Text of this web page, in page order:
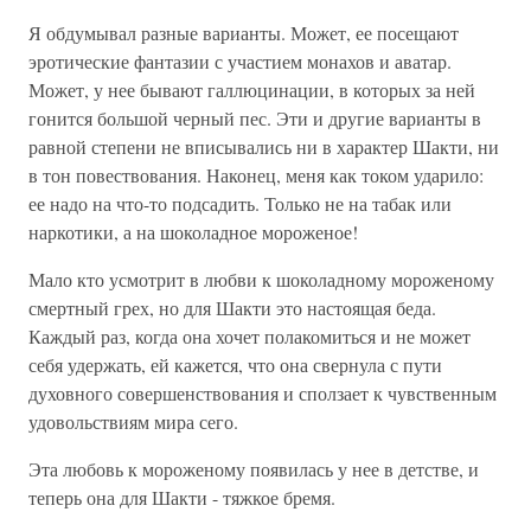
Я обдумывал разные варианты. Может, ее посещают
эротические фантазии с участием монахов и аватар.
Может, у нее бывают галлюцинации, в которых за ней
гонится большой черный пес. Эти и другие варианты в
равной степени не вписывались ни в характер Шакти, ни
в тон повествования. Наконец, меня как током ударило:
ее надо на что-то подсадить. Только не на табак или
наркотики, а на шоколадное мороженое!
Мало кто усмотрит в любви к шоколадному мороженому
смертный грех, но для Шакти это настоящая беда.
Каждый раз, когда она хочет полакомиться и не может
себя удержать, ей кажется, что она свернула с пути
духовного совершенствования и сползает к чувственным
удовольствиям мира сего.
Эта любовь к мороженому появилась у нее в детстве, и
теперь она для Шакти - тяжкое бремя.